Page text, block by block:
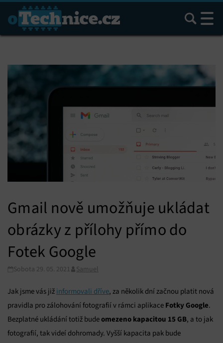
Hledat
Gmail nově umožňuje ukládat
obrázky z přílohy přímo do
Fotek Google
Sobota 29. 05. 2021 Samuel
Jak jsme vás již informovali dříve, za několik dní začnou platit nová
pravidla pro zálohování fotografií v rámci aplikace Fotky Google.
Bezplatné ukládání totiž budeomezeno kapacitou 15 GB, a to jak
fotografií, tak videí dohromady. Vyšší kapacita pak bude